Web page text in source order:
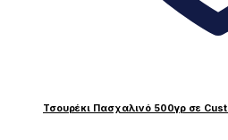
Τσουρέκι Πασχαλινό 500γρ σε